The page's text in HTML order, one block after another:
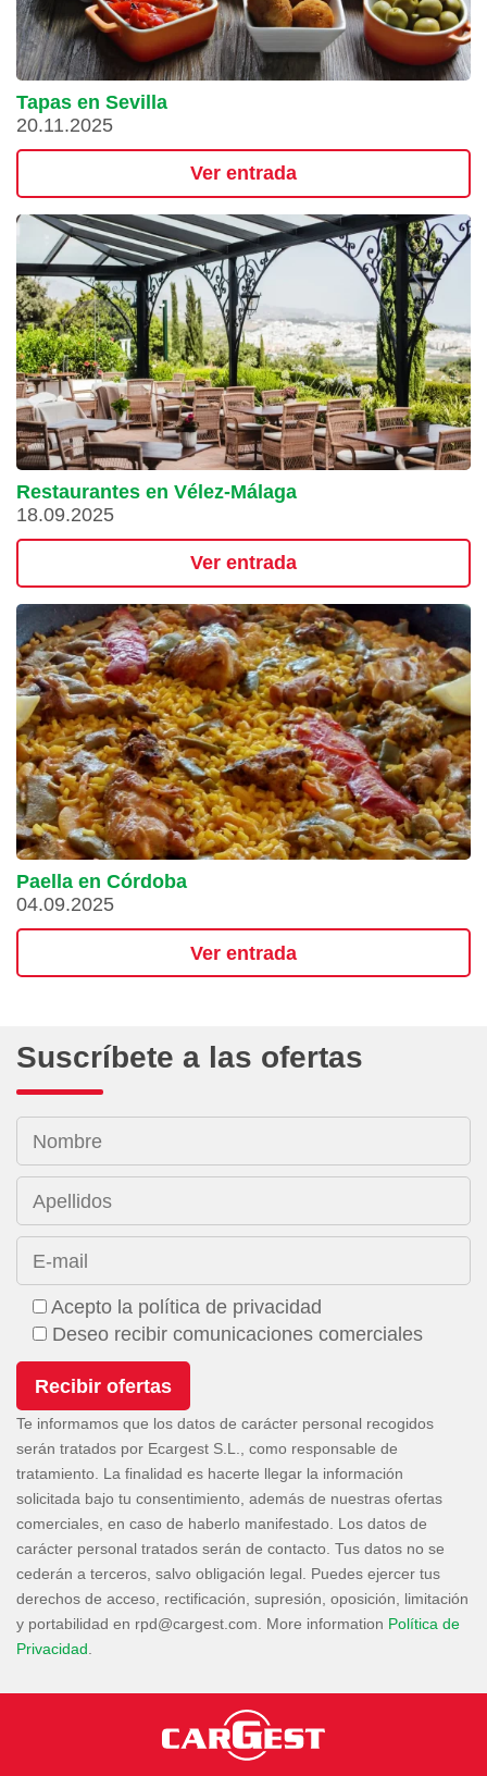
Tapas en Sevilla
20.11.2025
Ver entrada
Restaurantes en Vélez-Málaga
18.09.2025
Ver entrada
Paella en Córdoba
04.09.2025
Ver entrada
Suscríbete a las ofertas
Nombre
Apellidos
E-mail
Acepto la política de privacidad
Deseo recibir comunicaciones comerciales
Te informamos que los datos de carácter personal recogidos
serán tratados por Ecargest S.L., como responsable de
tratamiento. La finalidad es hacerte llegar la información
solicitada bajo tu consentimiento, además de nuestras ofertas
comerciales, en caso de haberlo manifestado. Los datos de
carácter personal tratados serán de contacto. Tus datos no se
cederán a terceros, salvo obligación legal. Puedes ejercer tus
derechos de acceso, rectificación, supresión, oposición, limitación
y portabilidad en
. More information Política de
Privacidad